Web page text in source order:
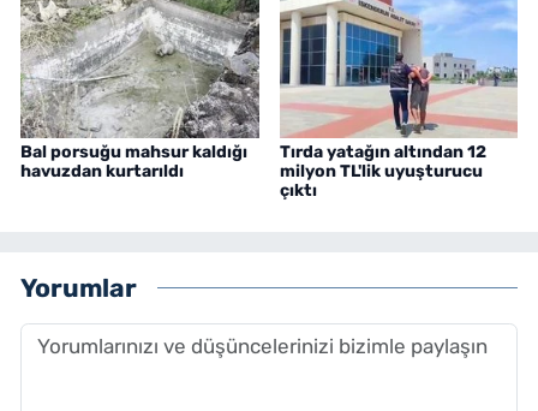
Bal porsuğu mahsur kaldığı
havuzdan kurtarıldı
Tırda yatağın altından 12
milyon TL'lik uyuşturucu
çıktı
Yorumlar